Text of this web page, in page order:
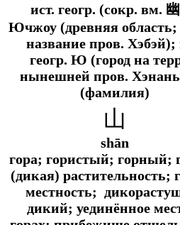
ист. геогр. (сокр. вм.
Ючжоу (древняя
название пров. Хэбэй);
геогр. Ю (город на
нынешней пров.
(фамилия)
山
shān
гора; гористый; горный;
(дикая) растительность;
местность;
дикий; уединённое